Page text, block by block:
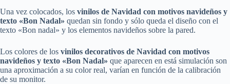
Una vez colocados, los vinilos de Navidad con motivos navideños y
texto «Bon Nadal» quedan sin fondo y sólo queda el diseño con el
texto «Bon nadal» y los elementos navideños sobre la pared.
Los colores de los vinilos decorativos de Navidad con motivos
navideños y texto «Bon Nadal» que aparecen en está simulación son
una aproximación a su color real, varían en función de la calibración
de su monitor.